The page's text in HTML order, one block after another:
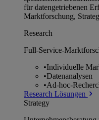
für datengetriebenen
Marktforschung,
Research
Full-Service-
•Individuelle
•Datenanalysen
•Ad-hoc-
Research Lösungen
Strategy